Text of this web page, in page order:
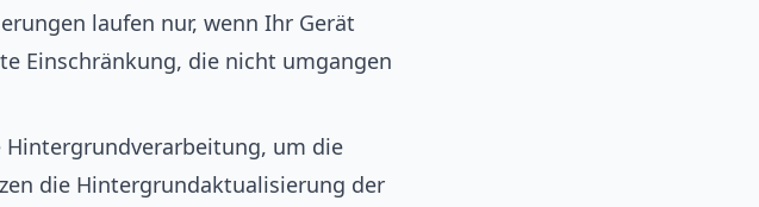
laufen nur, wenn Ihr Gerät
Einschränkung, die nicht umgangen
Hintergrundverarbeitung, um die
die Hintergrundaktualisierung der